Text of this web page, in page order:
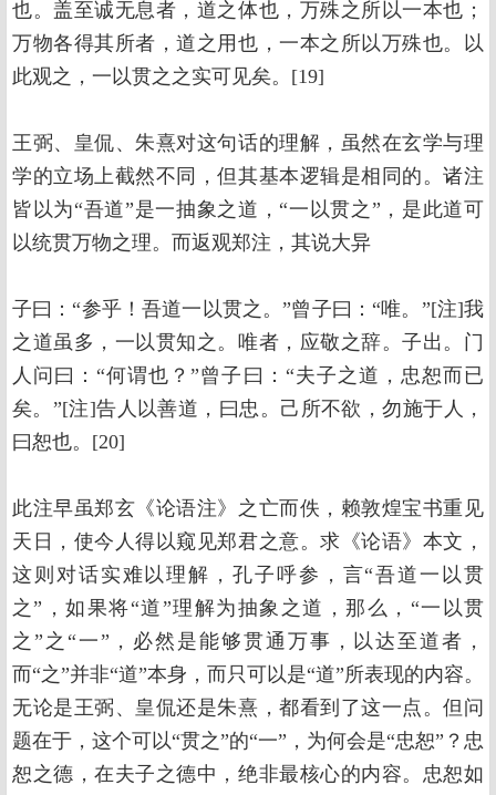
也。盖至诚无息者，道之体也，万殊之所以一本也；
万物各得其所者，道之用也，一本之所以万殊也。以
此观之，一以贯之之实可见矣。[19]
王弼、皇侃、朱熹对这句话的理解，虽然在玄学与理
学的立场上截然不同，但其基本逻辑是相同的。诸注
皆以为“吾道”是一抽象之道，“一以贯之”，是此道可
以统贯万物之理。而返观郑注，其说大异
子曰：“参乎！吾道一以贯之。”曾子曰：“唯。”[注]我
之道虽多，一以贯知之。唯者，应敬之辞。子出。门
人问曰：“何谓也？”曾子曰：“夫子之道，忠恕而已
矣。”[注]告人以善道，曰忠。己所不欲，勿施于人，
曰恕也。[20]
此注早虽郑玄《论语注》之亡而佚，赖敦煌宝书重见
天日，使今人得以窥见郑君之意。求《论语》本文，
这则对话实难以理解，孔子呼参，言“吾道一以贯
之”，如果将“道”理解为抽象之道，那么，“一以贯
之”之“一”，必然是能够贯通万事，以达至道者，
而“之”并非“道”本身，而只可以是“道”所表现的内容。
无论是王弼、皇侃还是朱熹，都看到了这一点。但问
题在于，这个可以“贯之”的“一”，为何会是“忠恕”？忠
恕之德，在夫子之德中，绝非最核心的内容。忠恕如